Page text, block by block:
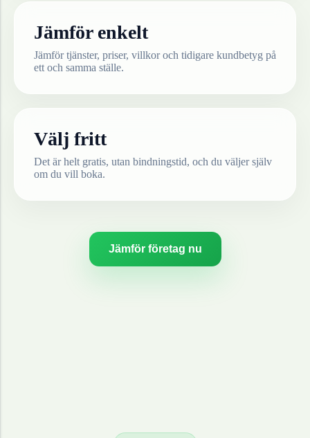
Jämför enkelt
Jämför tjänster, priser, villkor och tidigare kundbetyg på
ett och samma ställe.
Välj fritt
Det är helt gratis, utan bindningstid, och du väljer själv
om du vill boka.
Jämför företag nu